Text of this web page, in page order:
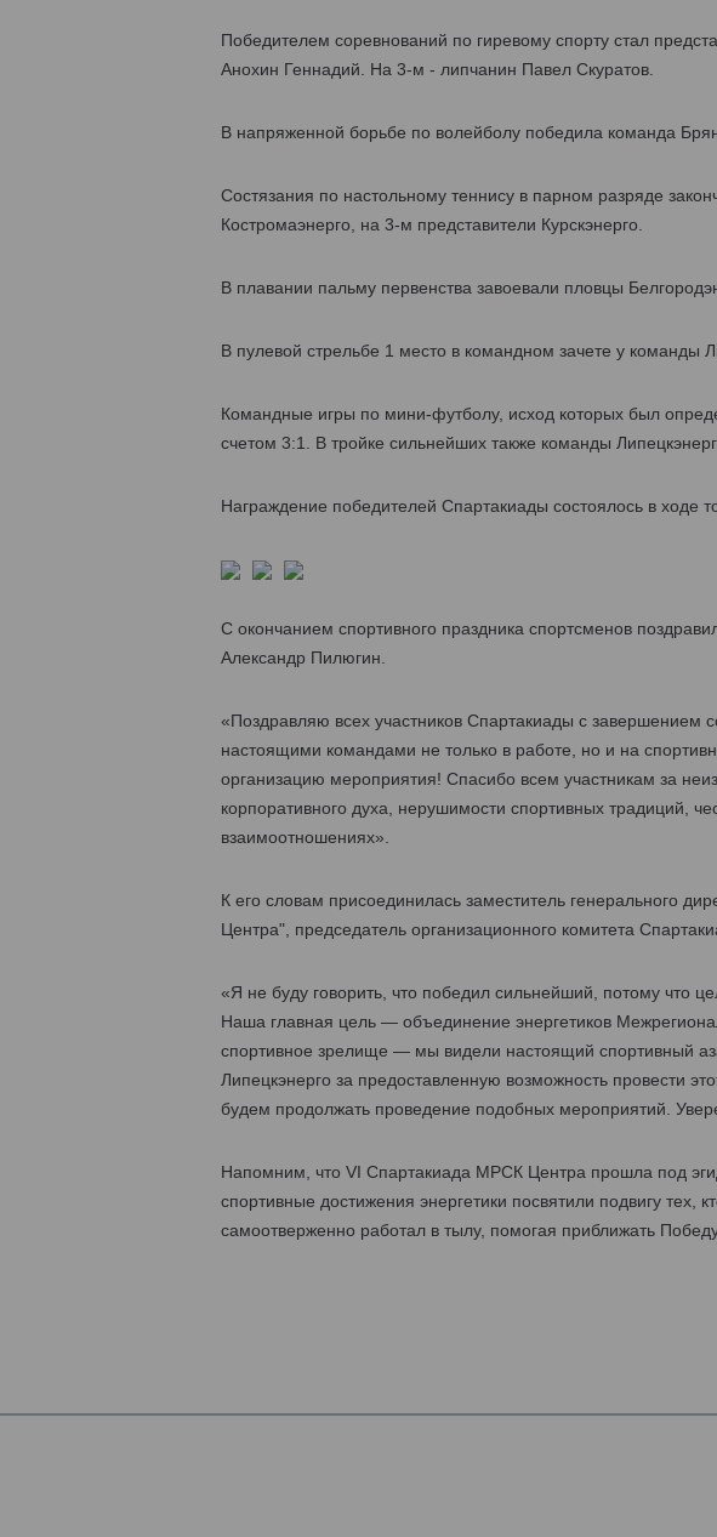
Победителем соревнований по гиревому спорту стал
Анохин Геннадий. На 3-м - липчанин Павел Скуратов.
В напряженной борьбе по волейболу победила команда
Состязания по настольному теннису в парном разряде
Костромаэнерго, на 3-м представители Курскэнерго.
В плавании пальму первенства завоевали пловцы
В пулевой стрельбе 1 место в командном зачете у команды
Командные игры по мини-футболу, исход которых был
счетом 3:1. В тройке сильнейших также команды
Награждение победителей Спартакиады состоялось в ходе
С окончанием спортивного праздника спортсменов
Александр Пилюгин.
«Поздравляю всех участников Спартакиады с завершением
настоящими командами не только в работе, но и на
организацию мероприятия! Спасибо всем участникам за
корпоративного духа, нерушимости спортивных традиций,
взаимоотношениях».
К его словам присоединилась заместитель генерального
Центра", председатель организационного комитета
«Я не буду говорить, что победил сильнейший, потому что
Наша главная цель — объединение энергетиков
спортивное зрелище — мы видели настоящий спортивный
Липецкэнерго за предоставленную возможность провести
будем продолжать проведение подобных мероприятий.
Напомним, что VI Cпартакиада МРСК Центра прошла под
спортивные достижения энергетики посвятили подвигу
самоотверженно работал в тылу, помогая приближать